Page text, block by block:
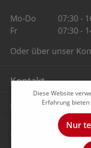
Mo-Do
07:30 -
Fr
07:30 -
Oder über unser
Kontakt
Unternehmen
Rechtliches
Diese Website
Erfahrung bieten
Nur